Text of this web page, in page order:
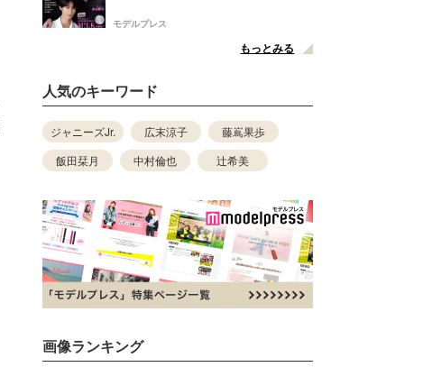
モデルプレス
もっとみる
人気のキーワード
ジャニーズJr. 広末涼子
藤嶌果歩
飯田栞月
中村倫也 辻希美
画像ランキング